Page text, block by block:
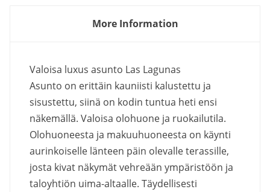
More Information
Valoisa luxus asunto Las Lagunas
Asunto on erittäin kauniisti kalustettu ja
sisustettu, siinä on kodin tuntua heti ensi
näkemällä. Valoisa olohuone ja ruokailutila.
Olohuoneesta ja makuuhuoneesta on käynti
aurinkoiselle länteen päin olevalle terassille,
josta kivat näkymät vehreään ympäristöön ja
taloyhtiön uima-altaalle. Täydellisesti